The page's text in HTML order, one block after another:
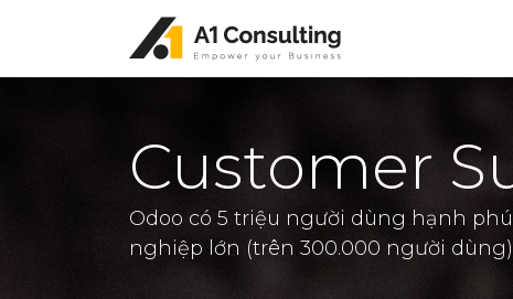
Customer
Odoo có 5 triệu người dùng hạnh
nghiệp lớn (trên 300.000 người